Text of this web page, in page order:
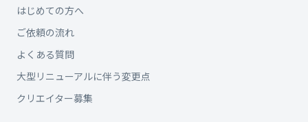
はじめての方へ
ご依頼の流れ
よくある質問
大型リニューアルに伴う変更点
クリエイター募集